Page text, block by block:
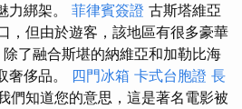
力綁架。 菲律賓簽證 古斯塔維亞
，但由於遊客，該地區有很多豪華
除了融合斯堪的納維亞和加勒比海
奢侈品。
四門冰箱 卡式台胞證 長
們知道您的意思，這是著名電影被